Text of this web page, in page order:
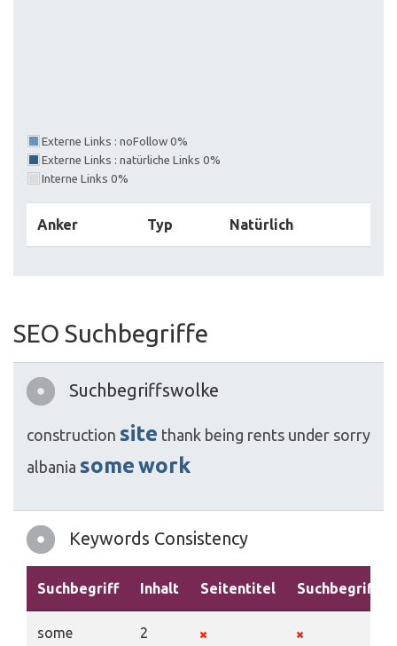
Externe Links : noFollow 0%
Externe Links : natürliche Links 0%
Interne Links 0%
Anker Typ Natürlich
SEO Suchbegriffe
Suchbegriffswolke
construction site thank being rents under sorry
albania somework
Keywords Consistency
Suchbegriff Inhalt Seitentitel Suchbegriffe
some 2